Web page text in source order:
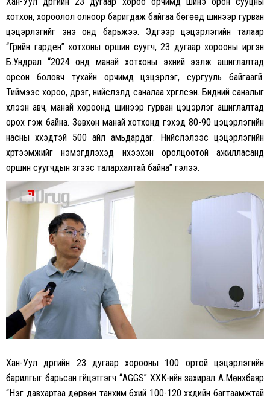
хотхон, хороолол олноор баригдаж байгаа бөгөөд шинээр гурван
цэцэрлэгийг энэ онд барьжээ. Эдгээр цэцэрлэгийн талаар
“Грийн гарден” хотхоны оршин суугч, 23 дугаар хорооны иргэн
Б.Ундрал “2024 онд манай хотхоны эхний ээлж ашиглалтад
орсон боловч тухайн орчимд цэцэрлэг, сургууль байгаагүй.
Тиймээс хороо, дүүрэг, нийслэлд саналаа хүргүүлсэн. Бидний саналыг
хүлээн авч, манай хороонд шинээр гурван цэцэрлэг ашиглалтад
орох гэж байна. Зөвхөн манай хотхонд гэхэд 80-90 цэцэрлэгийн
насны хүүхэдтэй 500 айл амьдардаг. Нийслэлээс цэцэрлэгийн
хүртээмжийг нэмэгдүүлэхэд ихээхэн оролцоотой ажилласанд
оршин суугчдын зүгээс талархалтай байна” гэлээ.
Хан-Уул дүүргийн 23 дугаар хорооны 100 ортой цэцэрлэгийн
барилгыг барьсан гүйцэтгэгч “AGGS” ХХК-ийн захирал А.Мөнхбаяр
“Нэг давхартаа дөрвөн танхим бүхий 100-120 хүүхдийн багтаамжтай